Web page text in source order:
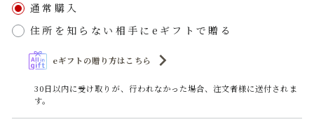
通常購入
住所を知らない相手にeギフトで贈る
eギフトの贈り方はこちら
30日以内に受け取りが、行われなかった場合、注文者様に送付されま
す。